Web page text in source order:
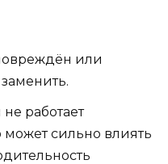
или
работает
сильно влиять